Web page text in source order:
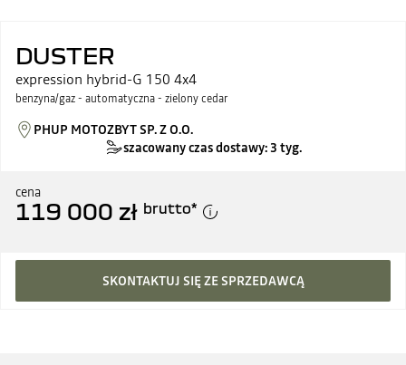
DUSTER
expression hybrid-G 150 4x4
benzyna/gaz - automatyczna - zielony cedar
PHUP MOTOZBYT SP. Z O.O.
szacowany czas dostawy: 3 tyg.
cena
119 000 zł brutto*
SKONTAKTUJ SIĘ ZE SPRZEDAWCĄ